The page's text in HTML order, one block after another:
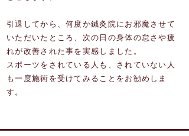
引退してから、何度か鍼灸院にお邪魔させて
いただいたところ、次の日の身体の怠さや疲
れが改善された事を実感しました。
スポーツをされている人も、されていない人
も一度施術を受けてみることをお勧めしま
す。